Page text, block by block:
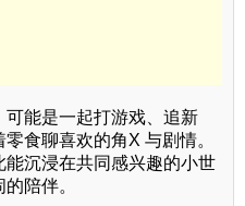
能是一起打游戏、追新
食聊喜欢的角X 与剧情。
沉浸在共同感兴趣的小世
陪伴。